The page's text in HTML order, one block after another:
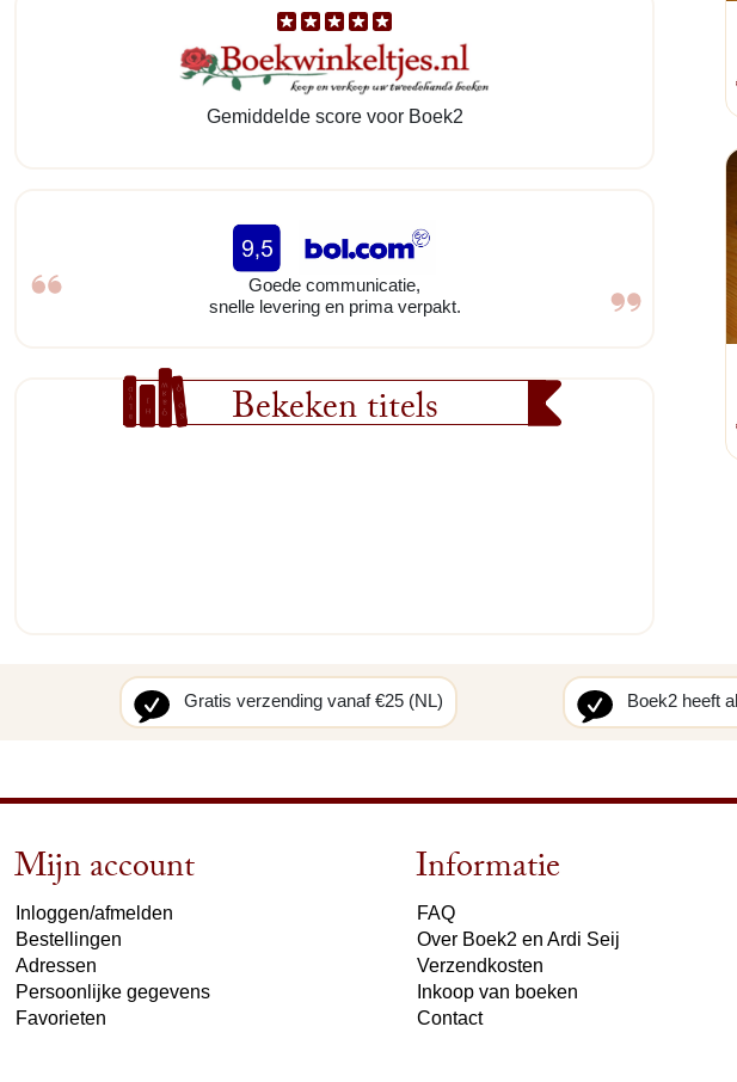
Gemiddelde score voor Boek2
Goede communicatie,
snelle levering en prima verpakt.
Bekeken titels
Gratis verzending vanaf €25 (NL) Boek2 heeft
Mijn account
Inloggen/afmelden
Bestellingen
Adressen
Persoonlijke gegevens
Favorieten
Informatie
FAQ
Over Boek2 en Ardi Seij
Verzendkosten
Inkoop van boeken
Contact